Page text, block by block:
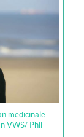
medicinale
VWS/ Phil